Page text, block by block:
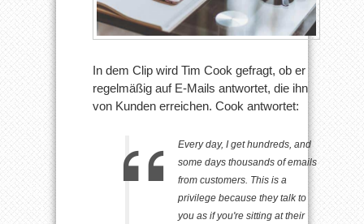
In dem Clip wird Tim Cook gefragt, ob er
regelmäßig auf E-Mails antwortet, die ihn
von Kunden erreichen. Cook antwortet:
Every day, I get hundreds, and
some days thousands of emails
from customers. This is a
privilege because they talk to
you as if you're sitting at their